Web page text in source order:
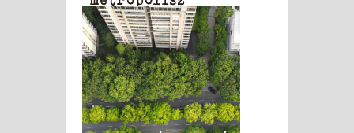
területén